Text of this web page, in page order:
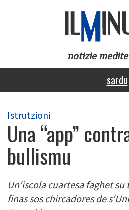
notizie
Navigazione
principale
sardu
Istrutzioni
Una “app”
bullismu
Un'iscola cuartesa faghet su
finas sos chircadores de